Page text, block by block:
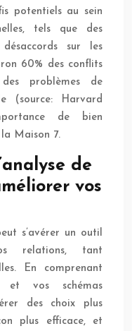
potentiels au sein
tels que des
sur les
60% des conflits
problèmes de
(source: Harvard
de bien
Maison 7.
de
vos
s’avérer un outil
relations, tant
En comprenant
et vos schémas
des choix plus
plus efficace, et